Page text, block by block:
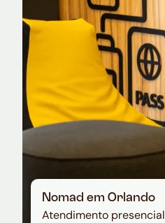
em dólar
Nomad em Orlando
Atendimento